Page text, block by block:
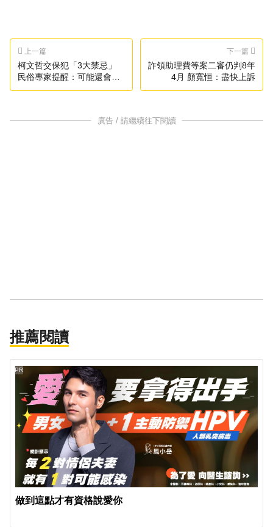
上一篇
柯文哲交保犯「3大禁忌」
民俗專家提醒：可能還會再
進去
下一篇
詐領助理費等案二審仍判8年
4月 顏寬恒：盡快上訴
廣告 / 請繼續往下閱讀
推薦閱讀
做到這點才有資格說愛你
PR